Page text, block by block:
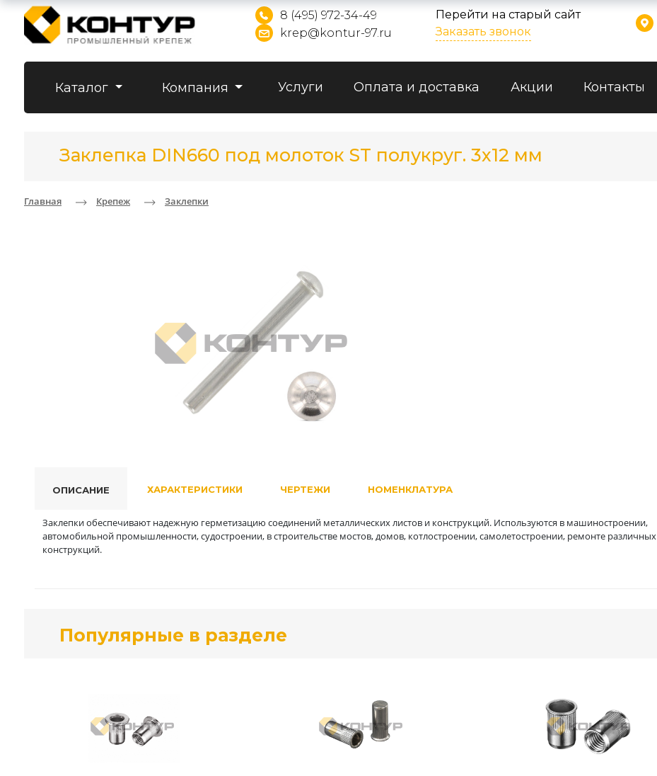
8 (495) 972-34-49
krep@kontur-97.ru
Перейти на старый сайт
Заказать звонок
Каталог Компания Услуги Оплата и доставка Акции Контакты
Заклепка DIN660 под молоток ST полукруг. 3x12 мм
Главная Крепеж Заклепки
ОПИСАНИЕ
Заклепки обеспечивают надежную герметизацию соединений металлических листов и конструкций. Используются в машиностроении,
автомобильной промышленности, судостроении, в строительстве мостов, домов, котлостроении, самолетостроении, ремонте различных
конструкций.
ХАРАКТЕРИСТИКИ ЧЕРТЕЖИ НОМЕНКЛАТУРА
Популярные в разделе